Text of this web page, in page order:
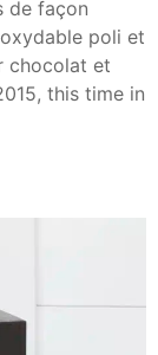
de façon
poli et
chocolat et
this time in